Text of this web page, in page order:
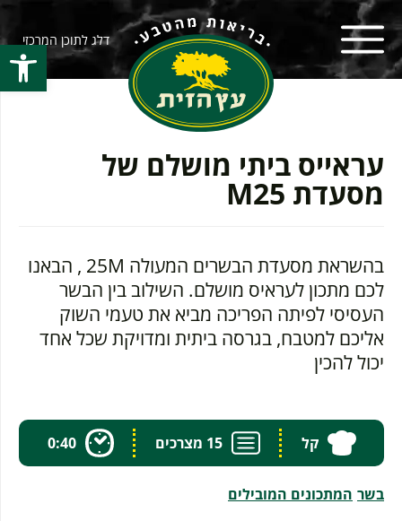
פתח
דלג לתוכן המרכזי
עראייס ביתי מושלם של
מסעדת M25
בהשראת מסעדת הבשרים המעולה 25M , הבאנו
לכם מתכון לעראיס מושלם. השילוב בין הבשר
העסיסי לפיתה הפריכה מביא את טעמי השוק
אליכם למטבח, בגרסה ביתית ומדויקת שכל אחד
יכול להכין
קל 15 מצרכים 0:40
בשר המתכונים המובילים